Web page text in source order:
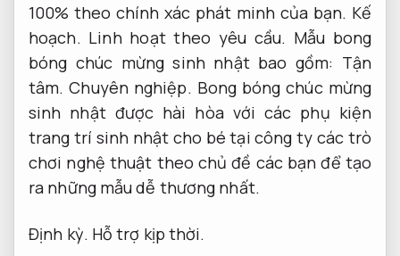
100% theo chính xác phát minh của bạn. Kế
hoạch. Linh hoạt theo yêu cầu. Mẫu bong
bóng chúc mừng sinh nhật bao gồm: Tận
tâm. Chuyên nghiệp. Bong bóng chúc mừng
sinh nhật được hài hòa với các phụ kiện
trang trí sinh nhật cho bé tại công ty các trò
chơi nghệ thuật theo chủ đề các bạn để tạo
ra những mẫu dễ thương nhất.
Định kỳ. Hỗ trợ kịp thời.